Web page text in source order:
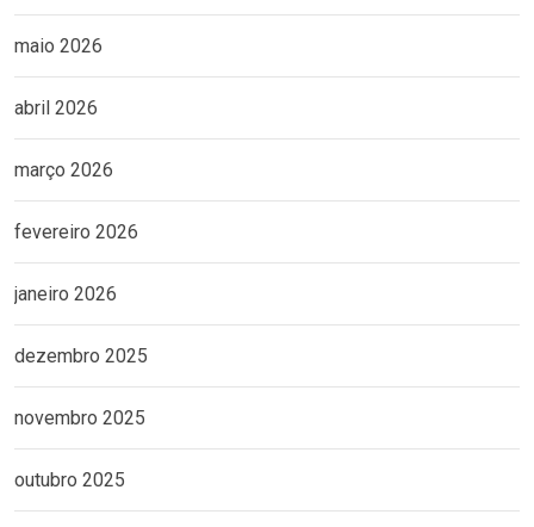
maio 2026
abril 2026
março 2026
fevereiro 2026
janeiro 2026
dezembro 2025
novembro 2025
outubro 2025